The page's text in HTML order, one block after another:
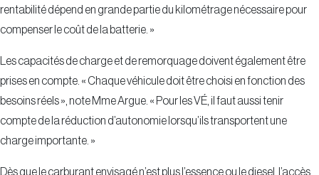
rentabilité dépend en grande partie du kilométrage nécessaire pour
compenser le coût de la batterie. »
Les capacités de charge et de remorquage doivent également être
prises en compte. « Chaque véhicule doit être choisi en fonction des
besoins réels », note Mme Argue. « Pour les VÉ, il faut aussi tenir
compte de la réduction d’autonomie lorsqu’ils transportent une
charge importante. »
Dès que le carburant envisagé n’est plus l’essence ou le diesel, l’accès